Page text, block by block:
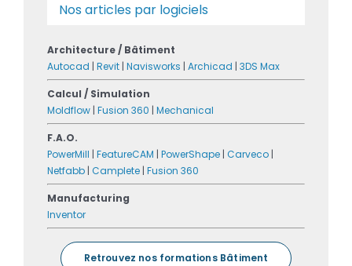
Nos articles par logiciels
Architecture / Bâtiment
Autocad | Revit | Navisworks | Archicad | 3DS Max
Calcul / Simulation
Moldflow | Fusion 360 | Mechanical
F.A.O.
PowerMill | FeatureCAM | PowerShape | Carveco |
Netfabb | Camplete | Fusion 360
Manufacturing
Inventor
Retrouvez nos formations Bâtiment